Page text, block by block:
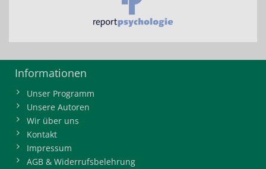
Informationen
Unser Programm
Unsere Autoren
Wir über uns
Kontakt
Impressum
AGB & Widerrufsbelehrung